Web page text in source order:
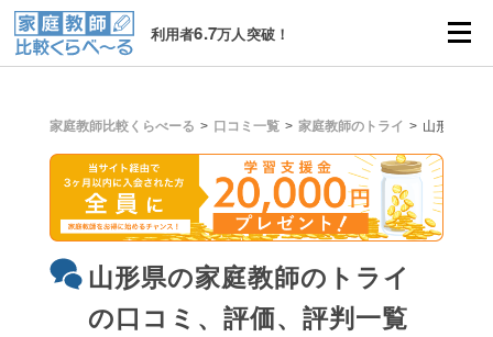
利用者6.7万人突破！
家庭教師比較くらべーる 口コミ一覧 家庭教師のトライ 山形県
山形県の家庭教師のトライ
の口コミ、評価、評判一覧